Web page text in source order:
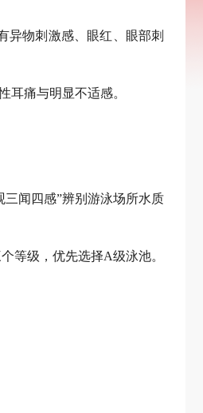
异物刺激感、眼红、眼部刺
耳痛与明显不适感。
闻四感”辨别游泳场所水质
等级，优先选择A级泳池。